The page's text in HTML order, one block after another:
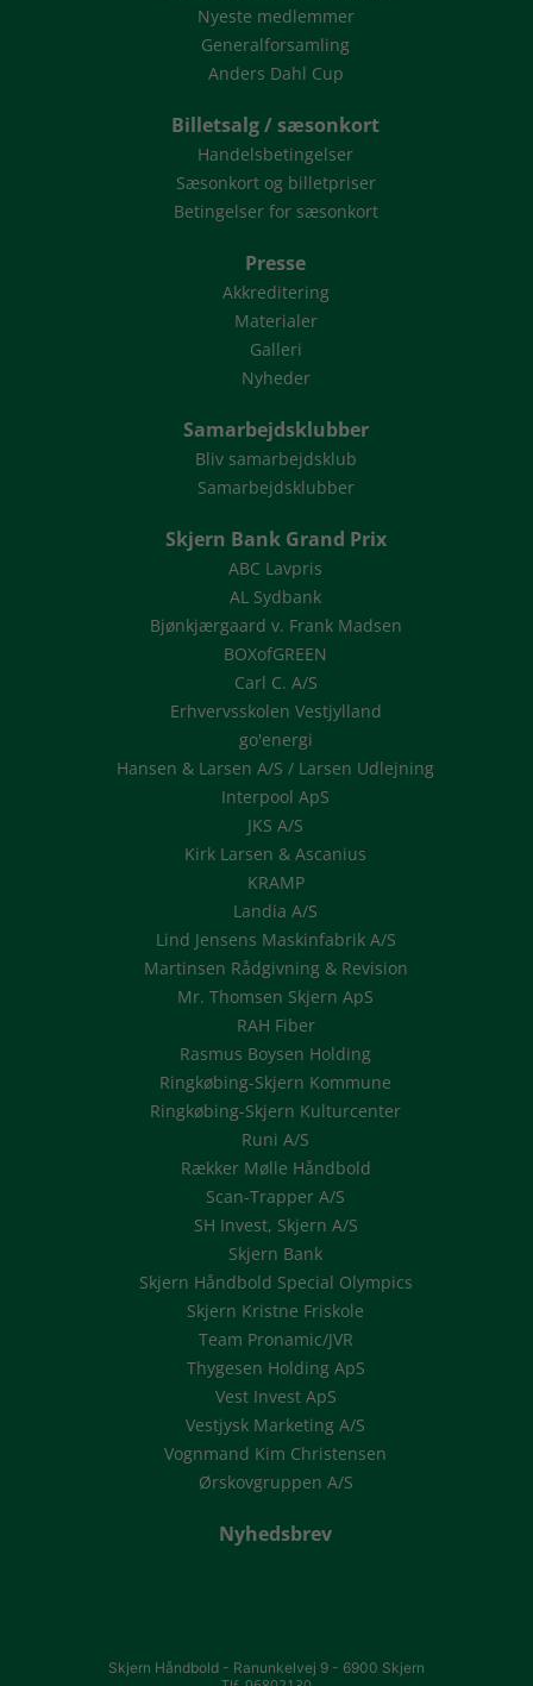
Nyeste medlemmer
Generalforsamling
Anders Dahl Cup
Billetsalg / sæsonkort
Handelsbetingelser
Sæsonkort og billetpriser
Betingelser for sæsonkort
Presse
Akkreditering
Materialer
Galleri
Nyheder
Samarbejdsklubber
Bliv samarbejdsklub
Samarbejdsklubber
Skjern Bank Grand Prix
ABC Lavpris
AL Sydbank
Bjønkjærgaard v. Frank Madsen
BOXofGREEN
Carl C. A/S
Erhvervsskolen Vestjylland
go'energi
Hansen & Larsen A/S / Larsen Udlejning
Interpool ApS
JKS A/S
Kirk Larsen & Ascanius
KRAMP
Landia A/S
Lind Jensens Maskinfabrik A/S
Martinsen Rådgivning & Revision
Mr. Thomsen Skjern ApS
RAH Fiber
Rasmus Boysen Holding
Ringkøbing-Skjern Kommune
Ringkøbing-Skjern Kulturcenter
Runi A/S
Rækker Mølle Håndbold
Scan-Trapper A/S
SH Invest, Skjern A/S
Skjern Bank
Skjern Håndbold Special Olympics
Skjern Kristne Friskole
Team Pronamic/JVR
Thygesen Holding ApS
Vest Invest ApS
Vestjysk Marketing A/S
Vognmand Kim Christensen
Ørskovgruppen A/S
Nyhedsbrev
Skjern Håndbold - Ranunkelvej 9 - 6900 Skjern